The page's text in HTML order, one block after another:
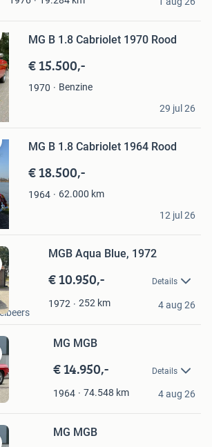
MG B 1.8 Cabriolet 1970 Rood
€ 15.500,-
1970
Benzine
29 jul 26
MG B 1.8 Cabriolet 1964 Rood
€ 18.500,-
1964 62.000 km
12 jul 26
MGB Aqua Blue, 1972
€ 10.950,- Details
1972 252 km 4 aug 26
MG MGB
€ 14.950,- Details
1964 74.548 km 4 aug 26
MG MGB